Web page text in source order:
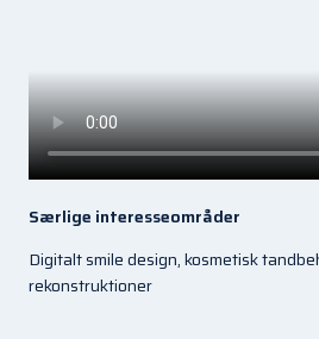
Særlige interesseområder
Digitalt smile design, kosmetisk
rekonstruktioner